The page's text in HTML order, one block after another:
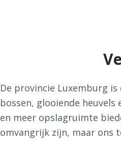
De provincie Luxemburg
bossen, glooiende
en meer opslagruimte
omvangrijk zijn, maar ons